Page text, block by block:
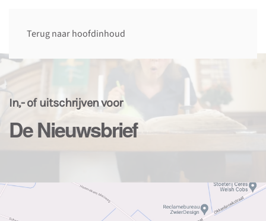
Terug naar hoofdinhoud
In,- of uitschrijven voor
De Nieuwsbrief